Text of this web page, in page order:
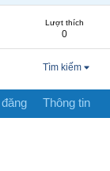
Lượt thích
0
Tìm kiếm
Thông tin